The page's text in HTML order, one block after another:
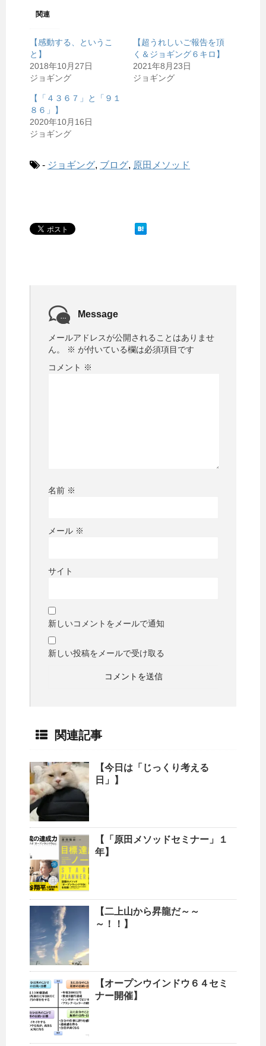
関連
【感動する、というこ
と】
2018年10月27日
ジョギング
【超うれしいご報告を頂
く＆ジョギング６キロ】
2021年8月23日
ジョギング
【「４３６７」と「９１
８６」】
2020年10月16日
ジョギング
- ジョギング, ブログ, 原田メソッド
Message
メールアドレスが公開されることはありませ
ん。
※ が付いている欄は必須項目です
コメント ※
名前 ※
メール ※
サイト
新しいコメントをメールで通知
新しい投稿をメールで受け取る
関連記事
【今日は「じっくり考える
日」】
【「原田メソッドセミナー」１
年】
【二上山から昇龍だ～～
～！！】
【オープンウインドウ６４セミ
ナー開催】